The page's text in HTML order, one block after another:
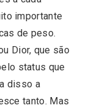
importante
de peso.
Dior, que são
status que
disso a
tanto. Mas